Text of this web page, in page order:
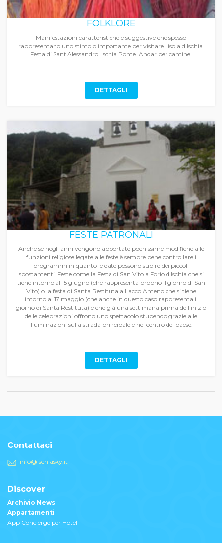
FOLKLORE
Manifestazioni caratteristiche e suggestive che spesso
rappresentano uno stimolo importante per visitare l'isola d'Ischia.
Festa di Sant'Alessandro. Ischia Ponte. Andar per cantine.
DETTAGLI
FESTE PATRONALI
Anche se negli anni vengono apportate pochissime modifiche alle
funzioni religiose legate alle feste è sempre bene controllare i
programmi in quanto le date possono subire dei piccoli
spostamenti. Feste come la Festa di San Vito a Forio d'Ischia che si
tiene intorno al 15 giugno (che rappresenta proprio il giorno di San
Vito) o la festa di Santa Restituta a Lacco Ameno che si tiene
intorno al 17 maggio (che anche in questo caso rappresenta il
giorno di Santa Restituta) e che già una settimana prima dell'inizio
delle celebrazioni offrono uno spettacolo stupendo grazie alle
illuminazioni sulla strada principale e nel centro del paese.
DETTAGLI
Contattaci
info@ischiasky.it
Discover
Archivio News
Appartamenti
App Concierge per Hotel